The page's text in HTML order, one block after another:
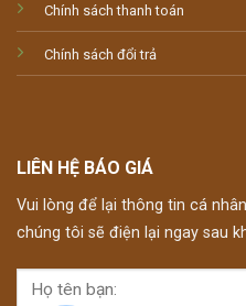
Chính sách thanh toán
Chính sách đổi trả
LIÊN HỆ BÁO GIÁ
Vui lòng để lại thông tin cá
chúng tôi sẽ điện lại ngay sau